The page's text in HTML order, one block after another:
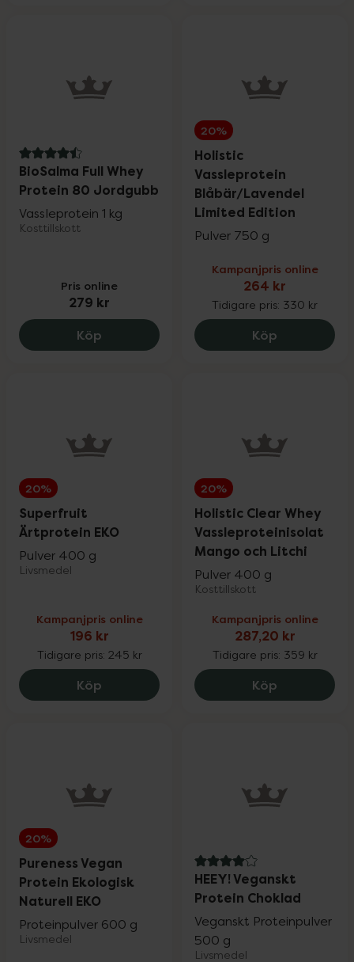
4.5 av 5 i omdöme
BioSalma Full Whey
Protein 80 Jordgubb
Vassleprotein 1 kg
Kosttillskott
Pris online
279 kr
Köp BioSalma Full Whey Protein 80
20%
Holistic
Vassleprotein
Blåbär/Lavendel
Limited Edition
Pulver 750 g
Kampanjpris online
264 kr
Tidigare pris: 330 kr
Köp Holistic
20%
Superfruit
Ärtprotein EKO
Pulver 400 g
Livsmedel
Kampanjpris online
196 kr
Tidigare pris: 245 kr
Köp Superfruit Ärtprotein EKO, 196 kr.
20%
Holistic Clear Whey
Vassleproteinisolat
Mango och Litchi
Pulver 400 g
Kosttillskott
Kampanjpris online
287,20 kr
Tidigare pris: 359 kr
Köp Holistic
20%
Pureness Vegan
Protein Ekologisk
Naturell EKO
Proteinpulver 600 g
Livsmedel
4 av 5 i omdöme
HEEY! Veganskt
Protein Choklad
Veganskt Proteinpulver
500 g
Livsmedel